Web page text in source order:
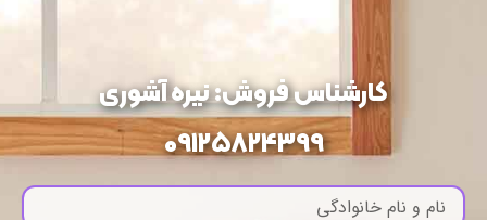
کارشناس فروش: نیره آشوری
09125824399